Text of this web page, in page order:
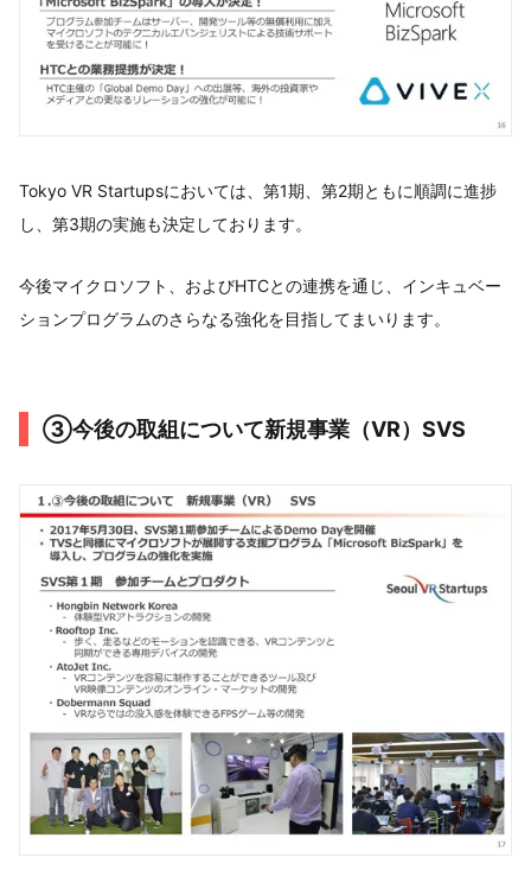
Tokyo VR Startupsにおいては、第1期、第2期ともに順調に進捗
し、第3期の実施も決定しております。
今後マイクロソフト、およびHTCとの連携を通じ、インキュベー
ションプログラムのさらなる強化を目指してまいります。
③今後の取組について新規事業（VR）SVS